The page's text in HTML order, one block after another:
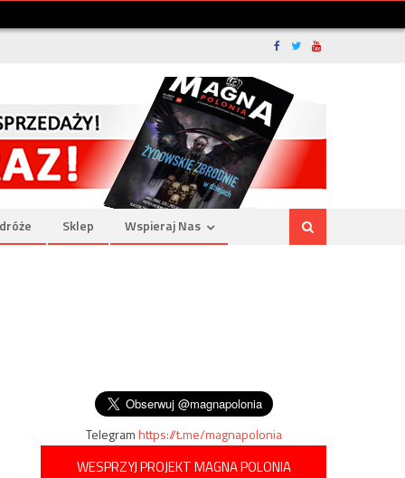
Sklep Wspieraj Nas
Telegramhttps://t.me/magnapolonia
WESPRZYJ PROJEKT MAGNA POLONIA